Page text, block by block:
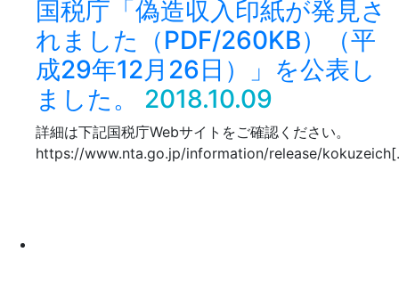
国税庁「偽造収入印紙が発見さ
れました（PDF/260KB）（平
成29年12月26日）」を公表し
ました。
2018.10.09
詳細は下記国税庁Webサイトをご確認ください。
https://www.nta.go.jp/information/release/